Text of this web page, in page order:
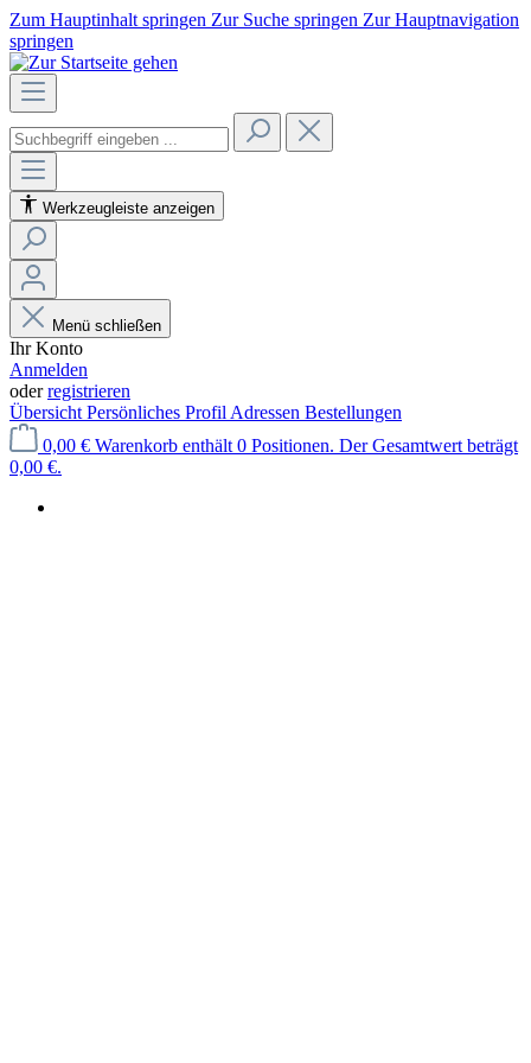
Zum Hauptinhalt springen Zur Suche springen Zur Hauptnavigation
springen
Werkzeugleiste anzeigen
Menü schließen
Ihr Konto
Anmelden
oderregistrieren
Übersicht Persönliches Profil Adressen Bestellungen
0,00 € Warenkorb enthält 0 Positionen. Der Gesamtwert beträgt
0,00 €.